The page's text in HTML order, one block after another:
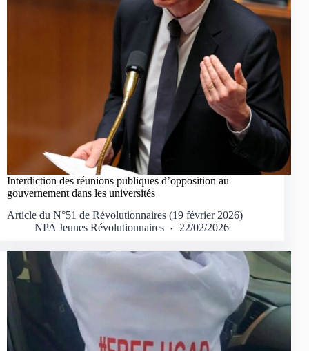
Interdiction des réunions publiques d’opposition au
gouvernement dans les universités
Article du N°51 de Révolutionnaires (19 février 2026)
NPA Jeunes Révolutionnaires
22/02/2026